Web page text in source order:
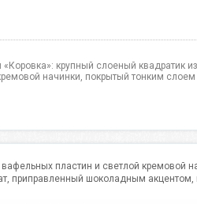
крупный слоеный квадратик
начинки, покрытый тонким
пластин и светлой кремовой
приправленный шоколадным